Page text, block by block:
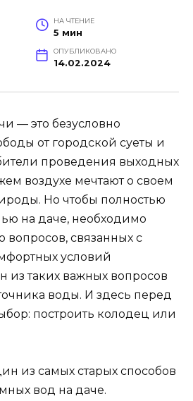
НА ЧТЕНИЕ
5 мин
ОПУБЛИКОВАНО
14.02.2024
— это безусловно
от городской суеты и
проведения выходных
воздухе мечтают о своем
Но чтобы полностью
на даче, необходимо
вопросов, связанных с
условий
таких важных вопросов
воды. И здесь перед
построить колодец или
из самых старых способов
вод на даче.